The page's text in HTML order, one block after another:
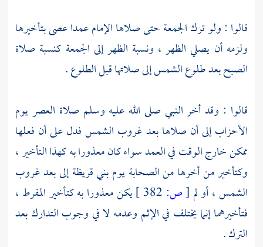
قالوا : ولو ترك الجمعة حتى صلاها الإمام عمدا عصى بتأخيرها
ولزمه أن يصلي الظهر ، ونسبة الظهر إلى الجمعة كنسبة صلاة
الصبح بعد طلوع الشمس إلى صلاتها قبل الطلوع .
قالوا : وقد أخر النبي صلى الله عليه وسلم صلاة العصر يوم
الأحزاب إلى أن صلاها بعد غروب الشمس فدل على أن فعلها
ممكن خارج الوقت في العمد سواء كان معذورا به كهذا التأخير ،
وكتأخير من أخرها من الصحابة يوم بني قريظة إلى بعد غروب
الشمس ، أو لم [ص:
يكن معذورا به كتأخير المفرط ،
فتأخيرهما إنما يختلف في الإثم وعدمه لا في وجوب التدارك بعد
الترك .